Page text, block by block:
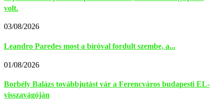
volt.
03/08/2026
Leandro Paredes most a bíróval fordult szembe, a...
01/08/2026
Borbély Balázs továbbjutást vár a Ferencváros budapesti EL-
visszavágóján